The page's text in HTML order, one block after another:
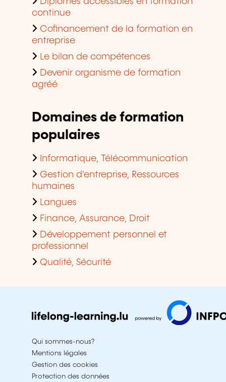
continue
Cofinancement de la formation en
entreprise
Le bilan de compétences
Devenir organisme de formation
agréé
Domaines de formation
populaires
Informatique, Télécommunication
Gestion d'entreprise, Ressources
humaines
Langues
Finance, Assurance, Droit
Développement personnel et
professionnel
Qualité, Sécurité
Qui sommes-nous?
Mentions légales
Gestion des cookies
Protection des données